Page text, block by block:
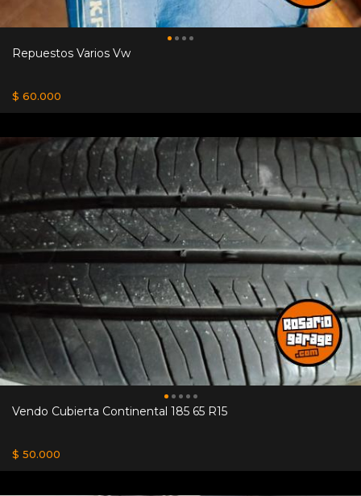
Repuestos Varios Vw
$ 60.000
Vendo Cubierta Continental 185 65 R15
$ 50.000